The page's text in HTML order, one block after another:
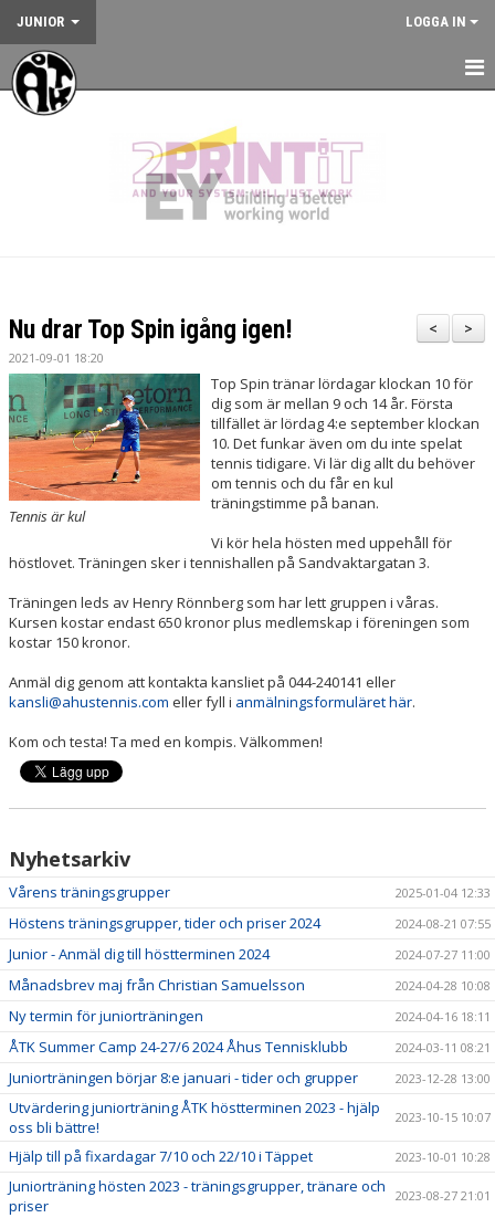
JUNIOR LOGGA IN
HEM
VÅRA TÄVLINGAR
KONTAKT
>
<
Nu drar Top Spin igång igen!
2021-09-01 18:20
Tennis är kul
Top Spin tränar lördagar klockan 10 för
dig som är mellan 9 och 14 år. Första
tillfället är lördag 4:e september klockan
10. Det funkar även om du inte spelat
tennis tidigare. Vi lär dig allt du behöver
om tennis och du får en kul
träningstimme på banan.
Vi kör hela hösten med uppehåll för
höstlovet. Träningen sker i tennishallen på Sandvaktargatan 3.
Träningen leds av Henry Rönnberg som har lett gruppen i våras.
Kursen kostar endast 650 kronor plus medlemskap i föreningen som
kostar 150 kronor.
Anmäl dig genom att kontakta kansliet på 044-240141 eller
kansli@ahustennis.com eller fyll i anmälningsformuläret här.
Kom och testa! Ta med en kompis. Välkommen!
Nyhetsarkiv
Vårens träningsgrupper 2025-01-04 12:33
Höstens träningsgrupper, tider och priser 2024 2024-08-21 07:55
Junior - Anmäl dig till höstterminen 2024 2024-07-27 11:00
Månadsbrev maj från Christian Samuelsson 2024-04-28 10:08
Ny termin för juniorträningen 2024-04-16 18:11
ÅTK Summer Camp 24-27/6 2024 Åhus Tennisklubb 2024-03-11 08:21
Juniorträningen börjar 8:e januari - tider och grupper 2023-12-28 13:00
Utvärdering juniorträning ÅTK höstterminen 2023 - hjälp
oss bli bättre!
2023-10-15 10:07
Hjälp till på fixardagar 7/10 och 22/10 i Täppet 2023-10-01 10:28
Juniorträning hösten 2023 - träningsgrupper, tränare och
priser
2023-08-27 21:01